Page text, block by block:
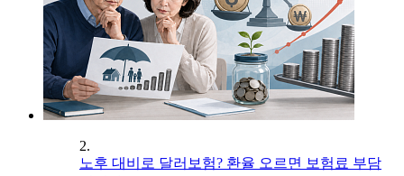
2.
노후 대비로 달러보험? 환율 오르면 보험료 부담